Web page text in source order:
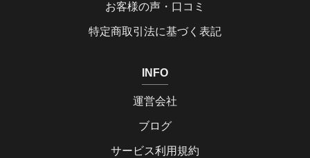
お客様の声・口コミ
特定商取引法に基づく表記
INFO
運営会社
ブログ
サービス利用規約